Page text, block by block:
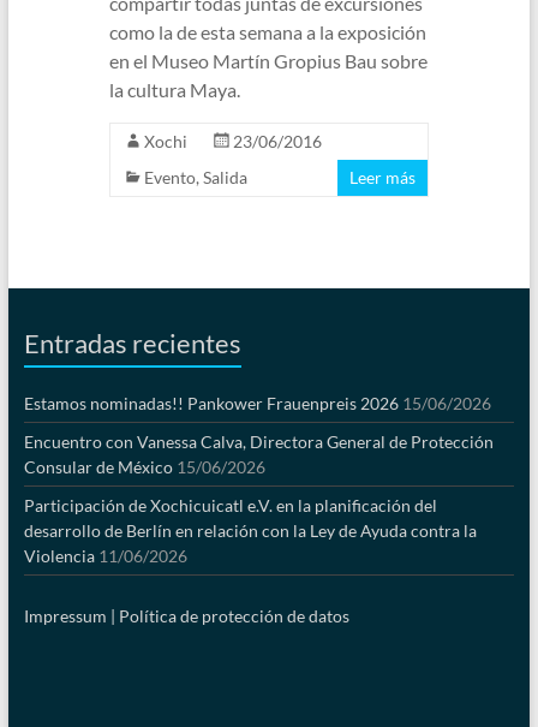
como la de esta semana a la exposición
en el Museo Martín Gropius Bau sobre
la cultura Maya.
Xochi
23/06/2016
Evento,Salida Leer más
Entradas recientes
Estamos nominadas!! Pankower Frauenpreis 2026 15/06/2026
Encuentro con Vanessa Calva, Directora General de Protección
Consular de México 15/06/2026
Participación de Xochicuicatl e.V. en la planificación del
desarrollo de Berlín en relación con la Ley de Ayuda contra la
Violencia 11/06/2026
Impressum | Política de protección de datos